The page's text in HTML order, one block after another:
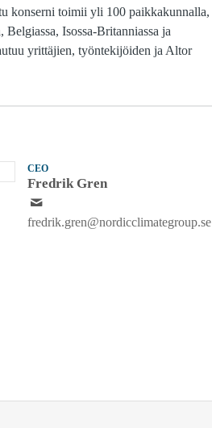
konserni toimii yli 100 paikkakunnalla,
Isossa-Britanniassa ja
yrittäjien, työntekijöiden ja Altor
CEO
Fredrik Gren
fredrik.gren@nordicclimategroup.se